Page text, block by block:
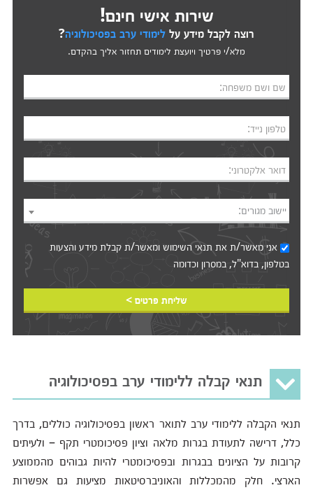
שירות אישי חינם!
רוצה לקבל מידע על לימודי ערב בפסיכולוגיה?
מלא/י פרטיך ויועצת לימודים תחזור אליך בהקדם.
שם ושם משפחה:
טלפון נייד:
דואר אלקטרוני:
יישוב מגורים:
אני מאשר/ת אתתנאי השימושומאשר/ת קבלת מידע והצעות
בטלפון, בדוא"ל, במסרון וכדומה‎‎
שליחת פרטים >
תנאי קבלה ללימודי ערב בפסיכולוגיה
תנאי הקבלה ללימודי ערב לתואר ראשון בפסיכולוגיה כוללים, בדרך
כלל, דרישה לתעודת בגרות מלאה וציון פסיכומטרי תקף – ולעיתים
קרובות על הציונים בבגרות ובפסיכומטרי להיות גבוהים מהממוצע
הארצי. חלק מהמכללות והאוניברסיטאות מציעות גם אפשרות